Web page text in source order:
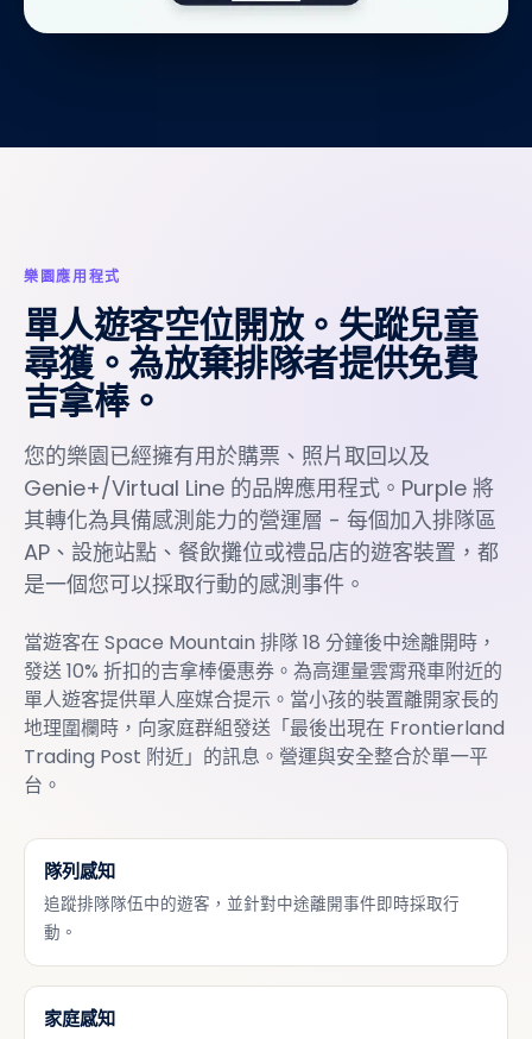
樂園應用程式
單人遊客空位開放。失蹤兒童
尋獲。為放棄排隊者提供免費
吉拿棒。
您的樂園已經擁有用於購票、照片取回以及
Genie+/Virtual Line 的品牌應用程式。Purple 將
其轉化為具備感測能力的營運層 - 每個加入排隊區
AP、設施站點、餐飲攤位或禮品店的遊客裝置，都
是一個您可以採取行動的感測事件。
當遊客在 Space Mountain 排隊 18 分鐘後中途離開時，
發送 10% 折扣的吉拿棒優惠券。為高運量雲霄飛車附近的
單人遊客提供單人座媒合提示。當小孩的裝置離開家長的
地理圍欄時，向家庭群組發送「最後出現在 Frontierland
Trading Post 附近」的訊息。營運與安全整合於單一平
台。
隊列感知
追蹤排隊隊伍中的遊客，並針對中途離開事件即時採取行
動。
家庭感知